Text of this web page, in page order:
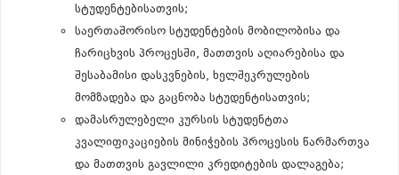
სტუდენტებისათვის;
საერთაშორისო სტუდენტების მობილობისა და
ჩარიცხვის პროცესში, მათთვის აღიარებისა და
შესაბამისი დასკვნების, ხელშეკრულების
მომზადება და გაცნობა სტუდენტისათვის;
დამასრულებელი კურსის სტუდენტთა
კვალიფიკაციების მინიჭების პროცესის წარმართვა
და მათთვის გავლილი კრედიტების დალაგება;